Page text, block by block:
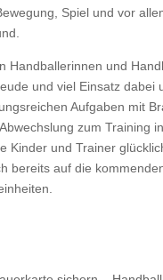
Spiel und vor
Handballerinnen und
und viel Einsatz dabei
Aufgaben mit
zum Training
Kinder und Trainer
bereits auf die